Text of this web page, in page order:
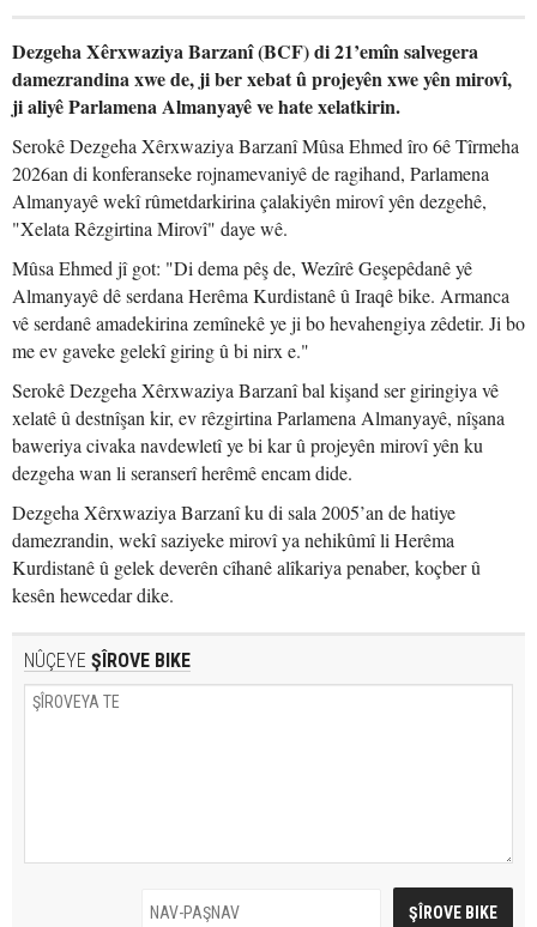
Dezgeha Xêrxwaziya Barzanî (BCF) di 21’emîn salvegera
damezrandina xwe de, ji ber xebat û projeyên xwe yên mirovî,
ji aliyê Parlamena Almanyayê ve hate xelatkirin.
Serokê Dezgeha Xêrxwaziya Barzanî Mûsa Ehmed îro 6ê Tîrmeha
2026an di konferanseke rojnamevaniyê de ragihand, Parlamena
Almanyayê wekî rûmetdarkirina çalakiyên mirovî yên dezgehê,
"Xelata Rêzgirtina Mirovî" daye wê.
Mûsa Ehmed jî got: "Di dema pêş de, Wezîrê Geşepêdanê yê
Almanyayê dê serdana Herêma Kurdistanê û Iraqê bike. Armanca
vê serdanê amadekirina zemînekê ye ji bo hevahengiya zêdetir. Ji bo
me ev gaveke gelekî giring û bi nirx e."
Serokê Dezgeha Xêrxwaziya Barzanî bal kişand ser giringiya vê
xelatê û destnîşan kir, ev rêzgirtina Parlamena Almanyayê, nîşana
baweriya civaka navdewletî ye bi kar û projeyên mirovî yên ku
dezgeha wan li seranserî herêmê encam dide.
Dezgeha Xêrxwaziya Barzanî ku di sala 2005’an de hatiye
damezrandin, wekî saziyeke mirovî ya nehikûmî li Herêma
Kurdistanê û gelek deverên cîhanê alîkariya penaber, koçber û
kesên hewcedar dike.
NÛÇEYE ŞÎROVE BIKE